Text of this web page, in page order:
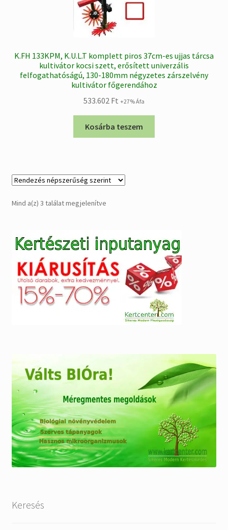
K.FH 133KPM, K.U.L.T komplett piros 37cm-es ujjas tárcsa
kultivátor kocsi szett, erősített univerzális
felfogathatóságú, 130-180mm négyzetes zárszelvény
kultivátor főgerendához
533.602 Ft +27% Áfa
Kosárba teszem
Mind a(z) 3 találat megjelenítveSorted
Keresés